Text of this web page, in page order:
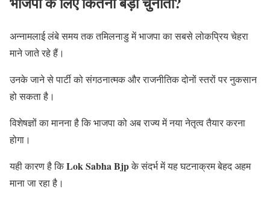
अन्नामलाई लंबे समय तक तमिलनाडु में भाजपा का सबसे लोकप्रिय चेहरा
माने जाते रहे हैं।
उनके जाने से पार्टी को संगठनात्मक और राजनीतिक दोनों स्तरों पर नुकसान
हो सकता है।
विशेषज्ञों का मानना है कि भाजपा को अब राज्य में नया नेतृत्व तैयार करना
होगा।
यही कारण है किLok Sabha Bjpके संदर्भ में यह घटनाक्रम बेहद अहम
माना जा रहा है।